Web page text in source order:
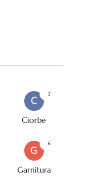
C
Ciorbe
1
G
Garnitura
6